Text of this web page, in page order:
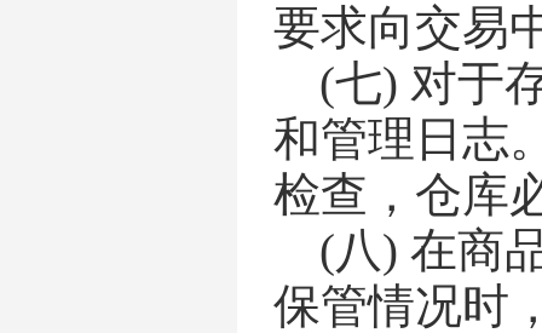
要求向交易
(七) 对于
和管理日志
检查，仓库
(八) 在商
保管情况时